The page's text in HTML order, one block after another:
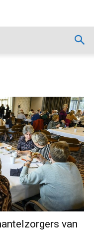
van